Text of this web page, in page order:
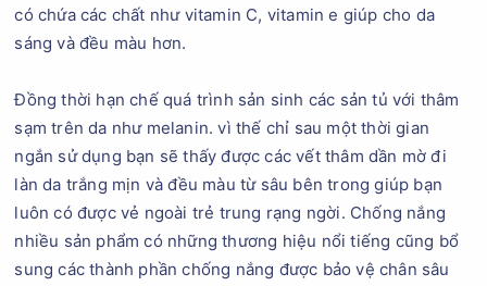
có chứa các chất như vitamin C, vitamin e giúp cho da
sáng và đều màu hơn.
Đồng thời hạn chế quá trình sản sinh các sản tủ với thâm
sạm trên da như melanin. vì thế chỉ sau một thời gian
ngắn sử dụng bạn sẽ thấy được các vết thâm dần mờ đi
làn da trắng mịn và đều màu từ sâu bên trong giúp bạn
luôn có được vẻ ngoài trẻ trung rạng ngời. Chống nắng
nhiều sản phẩm có những thương hiệu nổi tiếng cũng bổ
sung các thành phần chống nắng được bảo vệ chân sâu